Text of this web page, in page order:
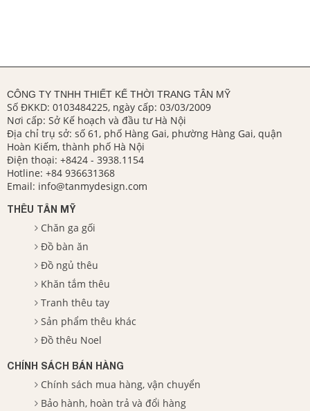
CÔNG TY TNHH THIẾT KẾ THỜI TRANG TÂN MỸ
Số ĐKKD: 0103484225, ngày cấp: 03/03/2009
Nơi cấp: Sở Kế hoạch và đầu tư Hà Nội
Địa chỉ trụ sở: số 61, phố Hàng Gai, phường Hàng Gai, quận
Hoàn Kiếm, thành phố Hà Nội
Điện thoại: +8424 - 3938.1154
Hotline: +84 936631368
Email: info@tanmydesign.com
THÊU TÂN MỸ
Chăn ga gối
Đồ bàn ăn
Đồ ngủ thêu
Khăn tắm thêu
Tranh thêu tay
Sản phẩm thêu khác
Đồ thêu Noel
CHÍNH SÁCH BÁN HÀNG
Chính sách mua hàng, vận chuyển
Bảo hành, hoàn trả và đổi hàng